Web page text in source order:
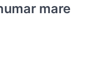
mare